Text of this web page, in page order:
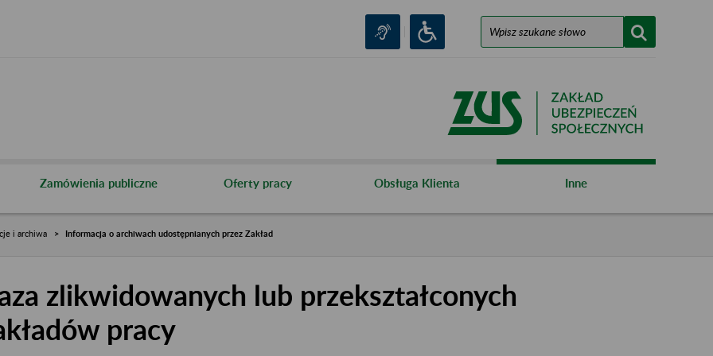
Zamówienia publiczne Oferty pracy Obsługa Klienta Inne
i archiwa Informacja o archiwach udostępnianych przez Zakład
zlikwidowanych lub przekształconych
pracy